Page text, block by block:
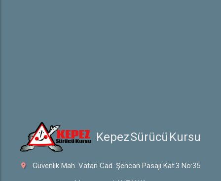
Kepez Sürücü Kursu
Güvenlik Mah. Vatan Cad. Şencan Pasajı Kat:3 No:35